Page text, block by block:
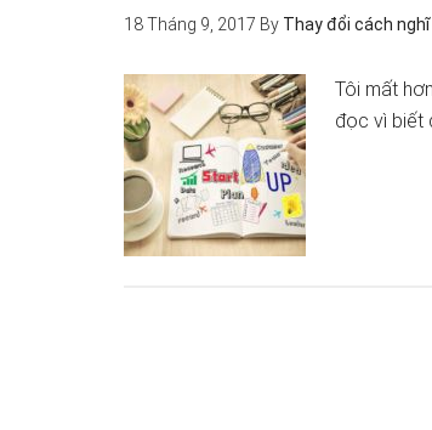
18 Tháng 9, 2017 By Thay đổi cách nghĩ
Tôi mất
đọc vì biết